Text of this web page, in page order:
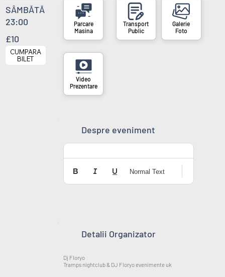
Masina
Transport
Public
Galerie
Foto
Video
Prezentare
Despre eveniment
Normal Text
Detalii Organizator
Dj Floryo
Tramps nightclub & DJ Floryo evenimente uk
SÂMBĂTĂ
23:00
£10
CUMPARA
BILET